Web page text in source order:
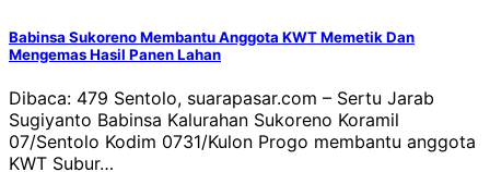
Babinsa Sukoreno Membantu Anggota KWT Memetik Dan
Mengemas Hasil Panen Lahan
Dibaca: 479 Sentolo, suarapasar.com – Sertu Jarab
Sugiyanto Babinsa Kalurahan Sukoreno Koramil
07/Sentolo Kodim 0731/Kulon Progo membantu anggota
KWT Subur…